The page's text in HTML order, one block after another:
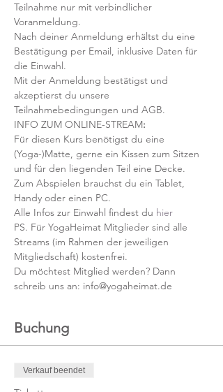
Teilnahme nur mit verbindlicher
Voranmeldung.
Nach deiner Anmeldung erhältst du eine
Bestätigung per Email, inklusive Daten für
die Einwahl.
Mit der Anmeldung bestätigst und
akzeptierst du unsere
Teilnahmebedingungen und AGB.
INFO ZUM ONLINE-STREAM:
Für diesen Kurs benötigst du eine
(Yoga-)Matte, gerne ein Kissen zum Sitzen
und für den liegenden Teil eine Decke.
Zum Abspielen brauchst du ein Tablet,
Handy oder einen PC.
Alle Infos zur Einwahl findest du hier
PS. Für YogaHeimat Mitglieder sind alle
Streams (im Rahmen der jeweiligen
Mitgliedschaft) kostenfrei.
Du möchtest Mitglied werden? Dann
schreib uns an: info@yogaheimat.de
Buchung
Verkauf beendet